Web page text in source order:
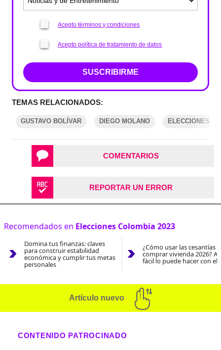
Acepto términos y condiciones
Acepto política de tratamiento de datos
SUSCRIBIRME
TEMAS RELACIONADOS:
GUSTAVO BOLÍVAR DIEGO MOLANO ELECCIONES
COMENTARIOS
REPORTAR UN ERROR
Recomendados en Elecciones Colombia 2023
Domina tus finanzas: claves
para construir estabilidad
económica y cumplir tus metas
personales
¿Cómo usar las cesantías
comprar vivienda 2026?
fácil lo puede hacer con el
Artículo nuevo
CONTENIDO PATROCINADO